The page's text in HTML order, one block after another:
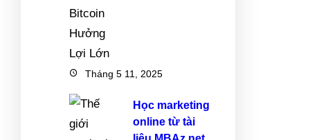
Tháng 5 11, 2025
Học marketing
online từ tài